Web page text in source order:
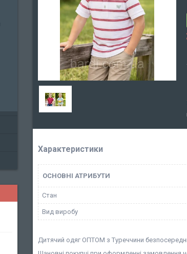
Характеристики
ОСНОВНІ АТРИБУТИ
Стан
Вид виробу
Дитячий одяг ОПТОМ з Туреччини